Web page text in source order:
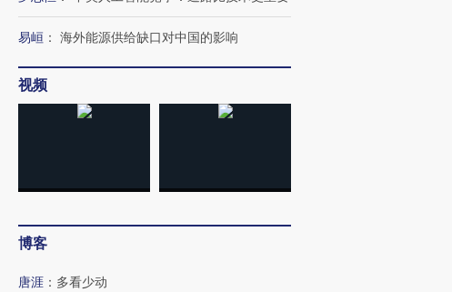
易峘 ： 海外能源供给缺口对中国的影响
视频
博客
唐涯 ： 多看少动